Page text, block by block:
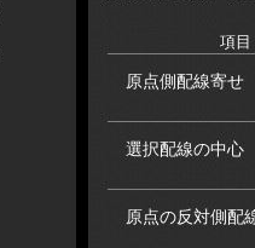
項目
原点側配線寄せ
選択配線の中心
原点の反対側配